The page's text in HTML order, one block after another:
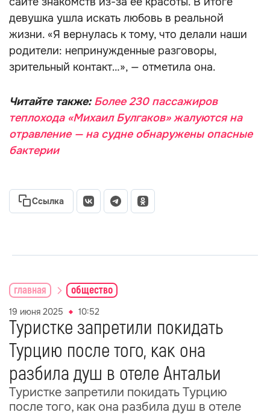
девушка ушла искать любовь в реальной
жизни. «Я вернулась к тому, что делали наши
родители: непринужденные разговоры,
зрительный контакт…», — отметила она.
Читайте также: Более 230 пассажиров
теплохода «Михаил Булгаков» жалуются на
отравление — на судне обнаружены опасные
бактерии
Ссылка
главная общество
19 июня 2025 10:52
Туристке запретили покидать
Турцию после того, как она
разбила душ в отеле Антальи
Туристке запретили покидать Турцию
после того, как она разбила душ в отеле